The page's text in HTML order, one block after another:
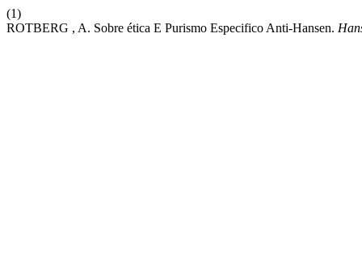
(1)
ROTBERG , A. Sobre ética E Purismo Especifico Anti-Hansen.